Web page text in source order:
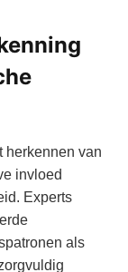
herkennen van
invloed
Experts
als